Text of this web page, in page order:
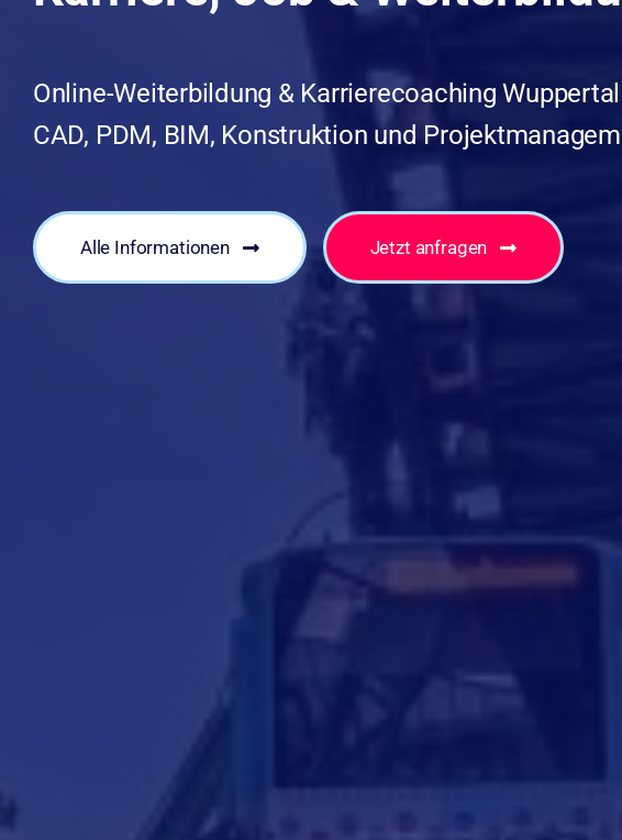
Online-Weiterbildung & Karrierecoaching
CAD, PDM, BIM, Konstruktion und
Alle Informationen Jetzt anfragen